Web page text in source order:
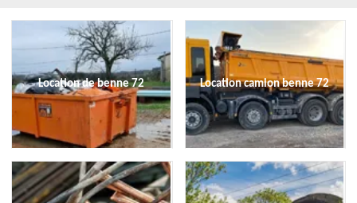
Location de benne 72 Location camion benne 72